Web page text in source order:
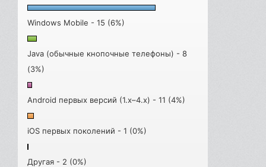
Windows Mobile - 15 (6%)
Java (обычные кнопочные телефоны) - 8
(3%)
Android первых версий (1.x–4.x) - 11 (4%)
iOS первых поколений - 1 (0%)
Другая - 2 (0%)